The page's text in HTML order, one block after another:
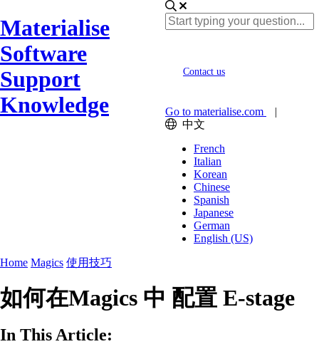
Materialise
Software
Support
Knowledge
Contact us
Go to materialise.com
|
中文
French
Italian
Korean
Chinese
Spanish
Japanese
German
English (US)
Home Magics 使用技巧
如何在Magics 中 配置 E-stage
In This Article: